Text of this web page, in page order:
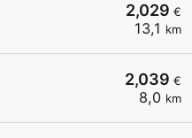
2,029 €
13,1 km
2,039 €
8,0 km